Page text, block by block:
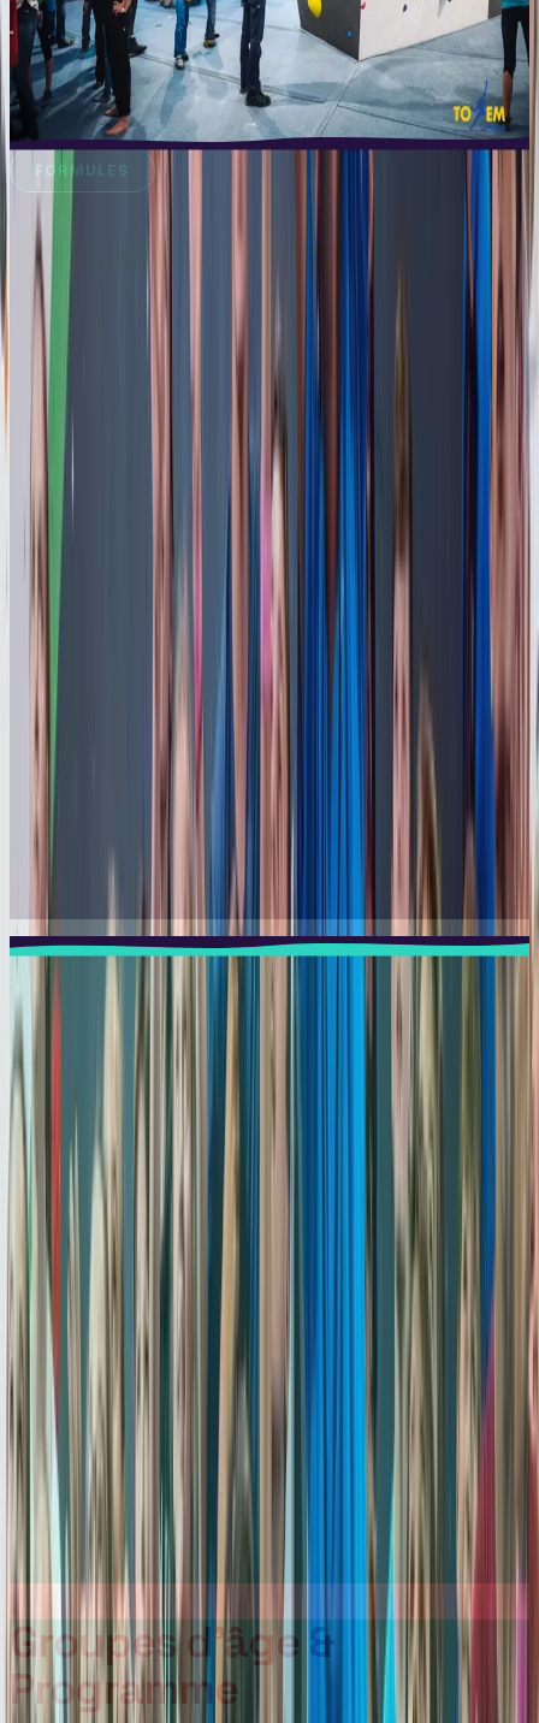
FORMULES
Annuel ou Semestriel
Pass ADDICT Annuel
Le pass annuel pour les grimpeurs TEAM passionnés.
2 semestres de cours
Jusqu'à 2 cours par semaine
Accès libre à toutes les salles TOTEM durant 1 an
Inscriptions Semestrielles
L'inscription semestrielle pour un engagement flexible.
1 semestre de cours (automne ou printemps)
1 cours par semaine
16 semaines de cours
Accès libre à toutes les salles TOTEM durant le
semestre
Inscription BabyMove Printemps 2026 →
Groupes d'âge &
Programme